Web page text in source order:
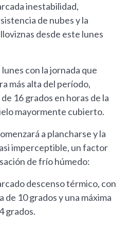
inestabilidad,
de nubes y la
desde este lunes
con la jornada que
más alta del período,
16 grados en horas de la
mayormente cubierto.
a plancharse y la
imperceptible, un factor
de frío húmedo:
descenso térmico, con
10 grados y una máxima
grados.